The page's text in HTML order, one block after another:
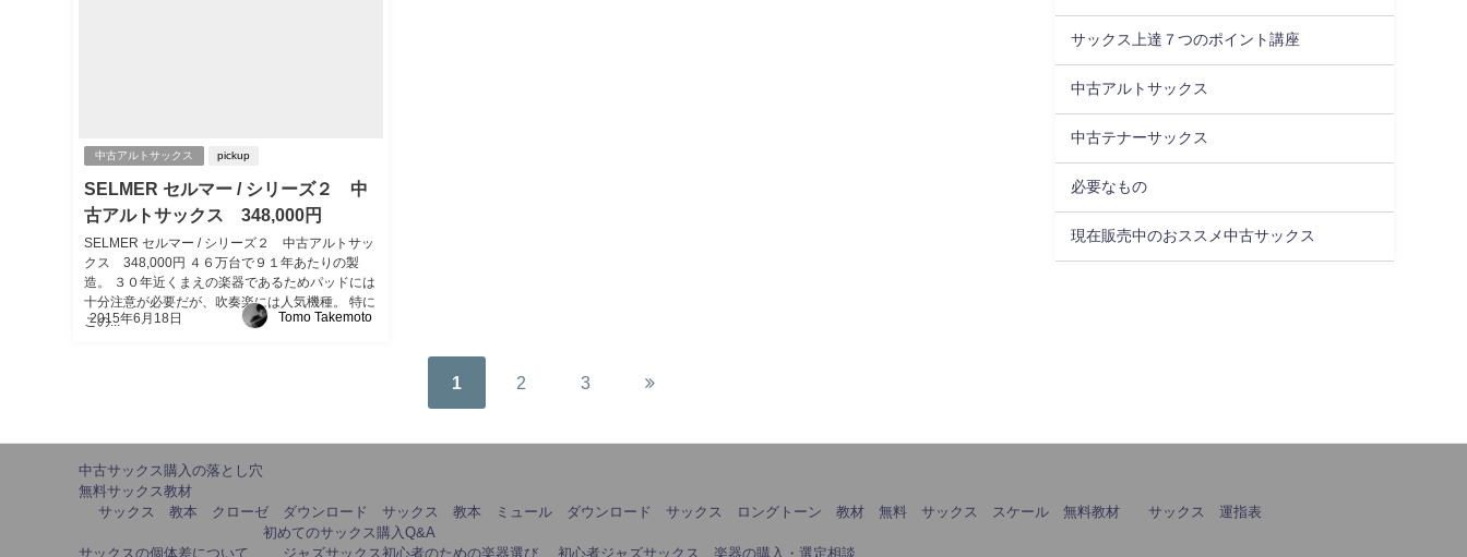
中古アルトサックス pickup
SELMER セルマー / シリーズ２ 中
古アルトサックス 348,000円
SELMER セルマー / シリーズ２ 中古アルトサッ
クス 348,000円 ４６万台で９１年あたりの製
造。 ３０年近くまえの楽器であるためパッドには
十分注意が必要だが、吹奏楽には人気機種。 特に
この...
2015年6月18日 Tomo Takemoto
1 2 3
サックス上達７つのポイント講座
中古アルトサックス
中古テナーサックス
必要なもの
現在販売中のおススメ中古サックス
中古サックス購入の落とし穴
無料サックス教材
サックス 教本 クローゼ ダウンロード
サックス 教本 ミュール ダウンロード サックス ロングトーン 教材 無料 サックス スケール 無料教材 サックス 運指表
サックスの個体差について
初めてのサックス購入Q&A
ジャズサックス初心者のための楽器選び
初心者ジャズサックス 楽器の購入・選定相談